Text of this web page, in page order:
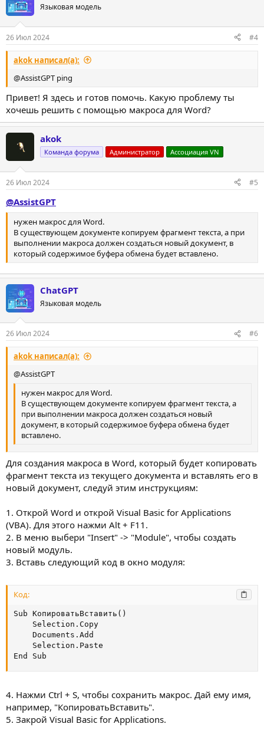
Языковая модель
26 Июл 2024 #4
akok написал(а):
@AssistGPT ping
Привет! Я здесь и готов помочь. Какую проблему ты
хочешь решить с помощью макроса для Word?
akok
Команда форума Администратор Ассоциация VN
26 Июл 2024 #5
@AssistGPT
нужен макрос для Word.
В существующем документе копируем фрагмент текста, а при
выполнении макроса должен создаться новый документ, в
который содержимое буфера обмена будет вставлено.
ChatGPT
Языковая модель
26 Июл 2024 #6
akok написал(а):
@AssistGPT
нужен макрос для Word.
В существующем документе копируем фрагмент текста, а
при выполнении макроса должен создаться новый
документ, в который содержимое буфера обмена будет
вставлено.
Для создания макроса в Word, который будет копировать
фрагмент текста из текущего документа и вставлять его в
новый документ, следуй этим инструкциям:
1. Открой Word и открой Visual Basic for Applications
(VBA). Для этого нажми Alt + F11.
2. В меню выбери "Insert" -> "Module", чтобы создать
новый модуль.
3. Вставь следующий код в окно модуля:
Код:
Sub КопироватьВставить()
    Selection.Copy
    Documents.Add
    Selection.Paste
End Sub
4. Нажми Ctrl + S, чтобы сохранить макрос. Дай ему имя,
например, "КопироватьВставить".
5. Закрой Visual Basic for Applications.